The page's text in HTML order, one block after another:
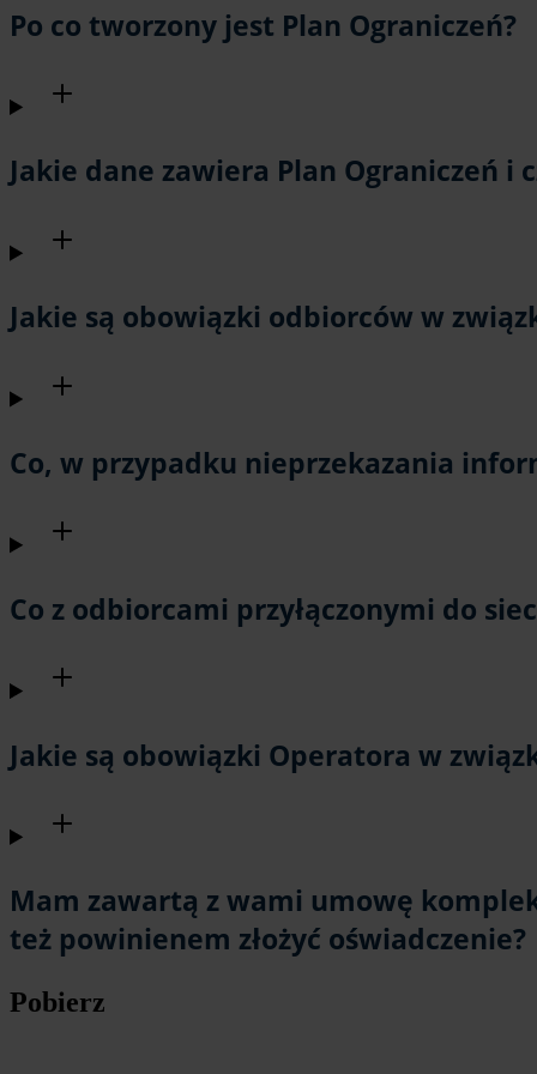
Po co tworzony jest Plan Ograniczeń?
Jakie dane zawiera Plan Ograniczeń i
Jakie są obowiązki odbiorców w
Co, w przypadku nieprzekazania
Co z odbiorcami przyłączonymi do
Jakie są obowiązki Operatora w
Mam zawartą z wami umowę
też powinienem złożyć oświadczenie?
Pobierz